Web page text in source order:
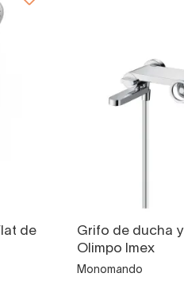
de
Grifo de ducha
Olimpo Imex
Monomando